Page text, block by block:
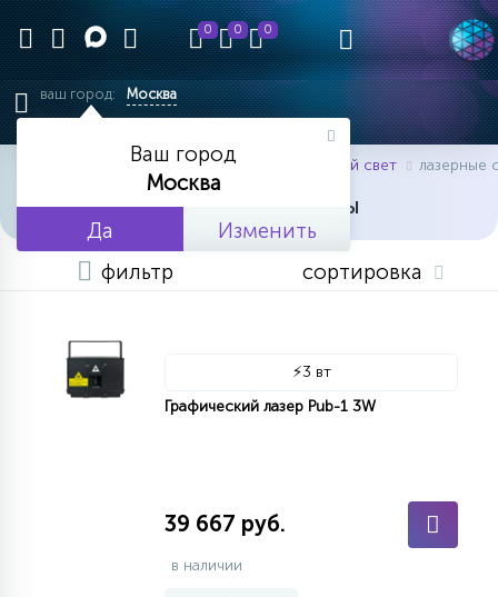
0 0 0
ваш город: Москва
Ваш город
Москва
Да
Изменить
каталог товаров концертный свет лазерные
ЛАЗЕРНЫЕ СИСТЕМЫ
фильтр сортировка
⚡3 вт
Графический лазер Pub-1 3W
39 667 руб.
в наличии